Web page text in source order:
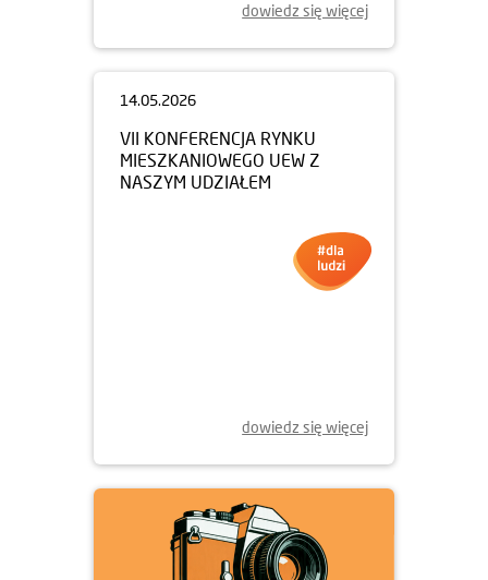
dowiedz się więcej
14.05.2026
VII KONFERENCJA RYNKU
MIESZKANIOWEGO UEW Z
NASZYM UDZIAŁEM
dowiedz się więcej